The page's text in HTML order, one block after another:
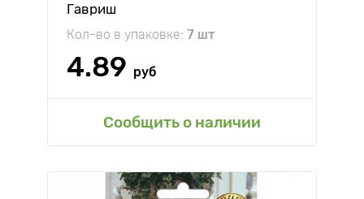
Гавриш
Кол-во в упаковке: 7 шт
4.89 руб
Сообщить о наличии